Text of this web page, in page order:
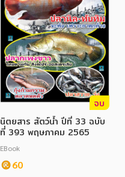
จบ
นิตยสาร สัตว์น้ำ ปีที่ 33 ฉบับ
ที่ 393 พฤษภาคม 2565
EBook
60